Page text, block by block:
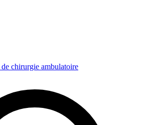
chirurgie ambulatoire